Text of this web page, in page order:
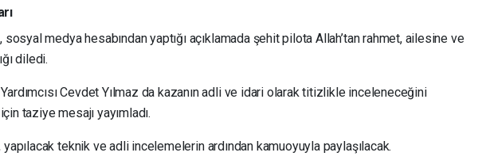
medya hesabından yaptığı açıklamada şehit pilota Allah’tan rahmet, ailesine ve
diledi.
Cevdet Yılmaz da kazanın adli ve idari olarak titizlikle inceleneceğini
taziye mesajı yayımladı.
yapılacak teknik ve adli incelemelerin ardından kamuoyuyla paylaşılacak.